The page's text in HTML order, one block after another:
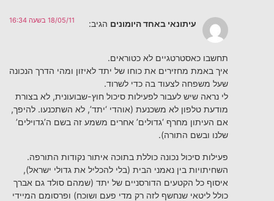
עיתונאי באחד היומונים הגיב: 18/05/11 בשעה 16:34
תחשבו כאסטרטגיים לא כטוראים.
איך באמת מחזירים את כוחו של יתד לאיזון ומהי הדרך הנכונה
שעל משפחה לצעוד בה כדי לשרוד.
לי נראה שיש לעבור לפעילות סיכול חוץ-שבועונית, לא בצורת
מודעת טלפון לא משכנעת (אוהדי ‘יתד’, לא השתכנעו. להיפך,
אם העיתון מחרף ‘גדולים’ אחרים משמע זה בשם ה’גדוילים’
שלנו ובשם התורה).
פעילות סיכול נכונה כוללת בתוכה איתור נקודות התורפה.
השחיתויות בין נאמני הבית (בלי להכליל את גדולי ישראל),
איסוף כל הקטעים הדורסניים של יתד (שמהם סולד גם אברך
כולל ליטאי שנחשף לזה רק מדי פעם ושוכח) ופרסומם המיידי